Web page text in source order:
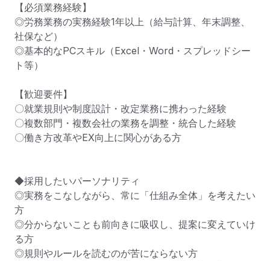
【必須業務経験】
◎労務業務の実務経験1年以上（給与計算、年末調整、
社保など）
◎基本的なPCスキル（Excel・Word・スプレッドシー
ト等）
【歓迎要件】
〇就業規則や制度設計・改定業務に携わった経験
〇複数部門・複数会社の業務を調整・統合した経験
〇働き方改革やEX向上に関心がある方
◆採用したいパーソナリティ
◎実務をこなしながら、常に「仕組み全体」を考えたい
方
◎分からないことも前向きに吸収し、提案に変えていけ
る方
◎規則やルールを読むのが苦にならない方